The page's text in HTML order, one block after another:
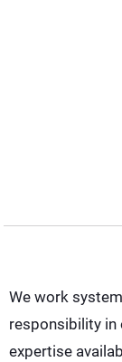
We work
responsibility
expertise